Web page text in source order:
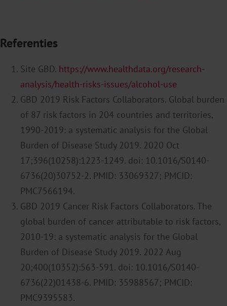
Referenties
Site GBD. https://www.healthdata.org/research-
analysis/health-risks-issues/alcohol-use
GBD 2019 Risk Factors Collaborators. Global burden
of 87 risk factors in 204 countries and territories,
1990-2019: a systematic analysis for the Global
Burden of Disease Study 2019. 2020 Oct
17;396(10258):1223-1249. doi: 10.1016/S0140-
6736(20)30752-2. PMID: 33069327; PMCID:
PMC7566194.
GBD 2019 Cancer Risk Factors Collaborators. The
global burden of cancer attributable to risk factors,
2010-19: a systematic analysis for the Global
Burden of Disease Study 2019. 2022 Aug
20;400(10352):563-591. doi: 10.1016/S0140-
6736(22)01438-6. PMID: 35988567; PMCID:
PMC9395583.